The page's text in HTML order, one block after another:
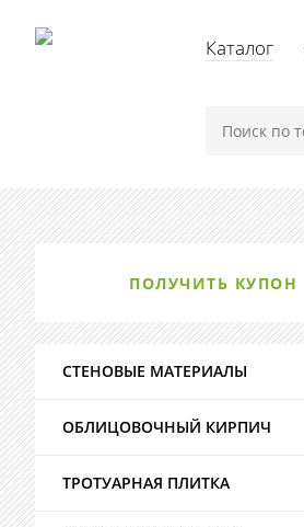
Каталог
ПОЛУЧИТЬ КУПОН
СТЕНОВЫЕ МАТЕРИАЛЫ
ОБЛИЦОВОЧНЫЙ КИРПИЧ
ТРОТУАРНАЯ ПЛИТКА